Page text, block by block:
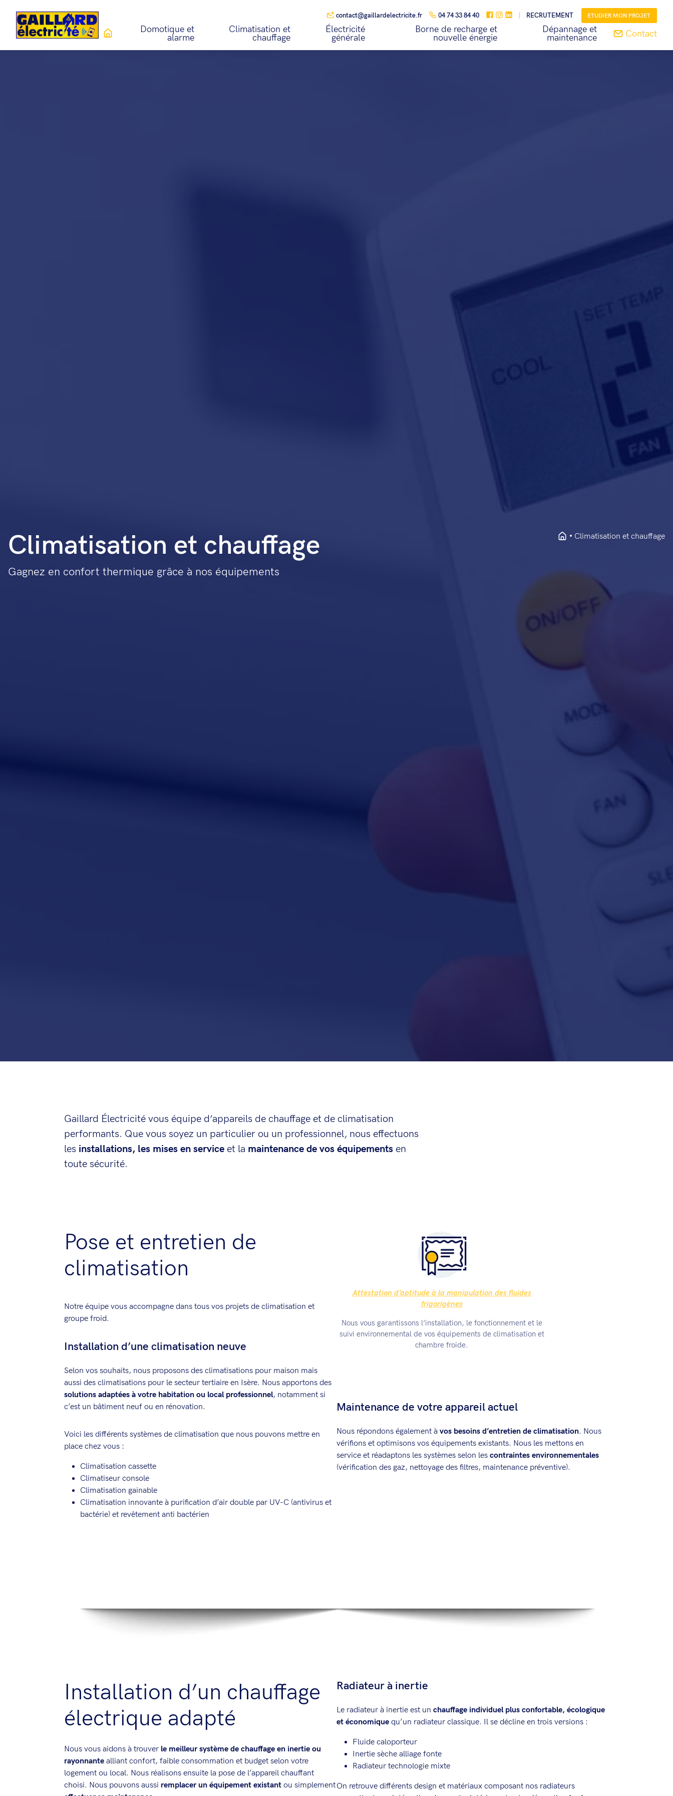
contact@gaillardelectricite.fr 04 74 33 84 40 RECRUTEMENT ETUDIER MON PROJET
Domotique et
alarme
Climatisation et
chauffage
Électricité
générale
Borne de recharge et
nouvelle énergie
Dépannage et
maintenance
Contact
Climatisation et chauffage Climatisation et chauffage
Gagnez en confort thermique grâce à nos équipements
Gaillard Électricité vous équipe d’appareils de chauffage et de climatisation
performants. Que vous soyez un particulier ou un professionnel, nous effectuons
les installations, les mises en service et la maintenance de vos équipements en
toute sécurité.
Pose et entretien de
climatisation
Notre équipe vous accompagne dans tous vos projets de climatisation et
groupe froid.
Installation d’une climatisation neuve
Selon vos souhaits, nous proposons des climatisations pour maison mais
aussi des climatisations pour le secteur tertiaire en Isère. Nous apportons des
solutions adaptées à votre habitation ou local professionnel, notamment si
c’est un bâtiment neuf ou en rénovation.
Voici les différents systèmes de climatisation que nous pouvons mettre en
place chez vous :
Climatisation cassette
Climatiseur console
Climatisation gainable
Climatisation innovante à purification d’air double par UV-C (antivirus et
bactérie) et revêtement anti bactérien
Attestation d’aptitude à la manipulation des fluides
frigorigènes
Nous vous garantissons l’installation, le fonctionnement et le
suivi environnemental de vos équipements de climatisation et
chambre froide.
Maintenance de votre appareil actuel
Nous répondons également à vos besoins d’entretien de climatisation. Nous
vérifions et optimisons vos équipements existants. Nous les mettons en
service et réadaptons les systèmes selon les contraintes environnementales
(vérification des gaz, nettoyage des filtres, maintenance préventive).
Installation d’un chauffage
électrique adapté
Nous vous aidons à trouver le meilleur système de chauffage en inertie ou
rayonnante alliant confort, faible consommation et budget selon votre
logement ou local. Nous réalisons ensuite la pose de l’appareil chauffant
choisi. Nous pouvons aussi remplacer un équipement existant ou simplement
Radiateur à inertie
Le radiateur à inertie est un chauffage individuel plus confortable, écologique
et économique qu’un radiateur classique. Il se décline en trois versions :
Fluide caloporteur
Inertie sèche alliage fonte
Radiateur technologie mixte
On retrouve différents design et matériaux composant nos radiateurs